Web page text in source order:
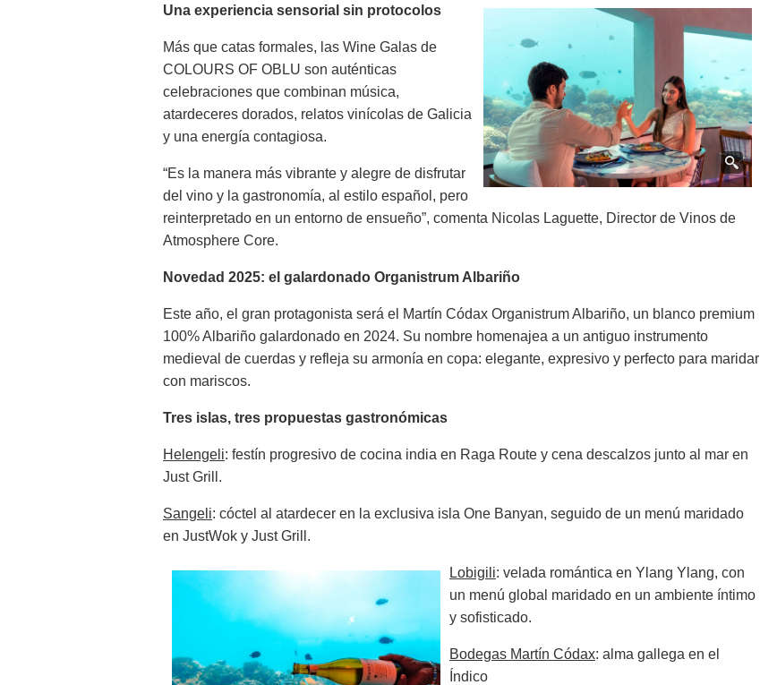
Una experiencia sensorial sin protocolos
Más que catas formales, las Wine Galas de
COLOURS OF OBLU son auténticas
celebraciones que combinan música,
atardeceres dorados, relatos vinícolas de Galicia
y una energía contagiosa.
“Es la manera más vibrante y alegre de disfrutar
del vino y la gastronomía, al estilo español, pero
reinterpretado en un entorno de ensueño”, comenta Nicolas Laguette, Director de Vinos de
Atmosphere Core.
Novedad 2025: el galardonado Organistrum Albariño
Este año, el gran protagonista será el Martín Códax Organistrum Albariño, un blanco premium
100% Albariño galardonado en 2024. Su nombre homenajea a un antiguo instrumento
medieval de cuerdas y refleja su armonía en copa: elegante, expresivo y perfecto para maridar
con mariscos.
Tres islas, tres propuestas gastronómicas
Helengeli: festín progresivo de cocina india en Raga Route y cena descalzos junto al mar en
Just Grill.
Sangeli: cóctel al atardecer en la exclusiva isla One Banyan, seguido de un menú maridado
en JustWok y Just Grill.
Lobigili: velada romántica en Ylang Ylang, con
un menú global maridado en un ambiente íntimo
y sofisticado.
Bodegas Martín Códax: alma gallega en el
Índico